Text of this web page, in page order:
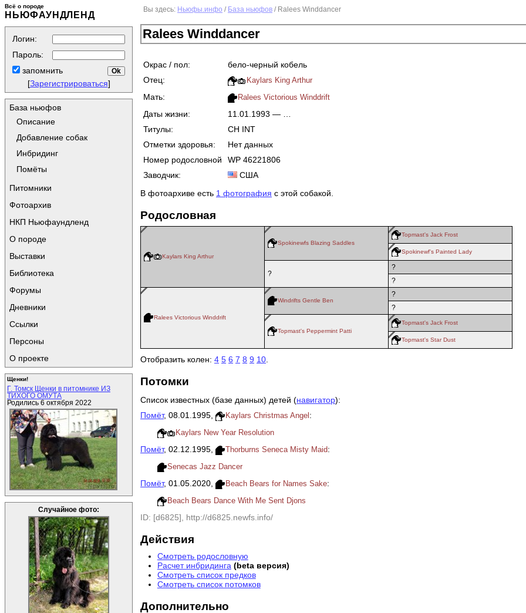
Всё о породе
НЬЮФАУНДЛЕНД
Логин:
Пароль:
запомнить
[Зарегистрироваться]
База ньюфов
Описание
Добавление собак
Инбридинг
Помёты
Питомники
Фотоархив
НКП Ньюфаундленд
О породе
Выставки
Библиотека
Форумы
Дневники
Ссылки
Персоны
О проекте
Щенки!
Г. Томск Щенки в питомнике ИЗ
ТИХОГО ОМУТА
Родились 6 октября 2022
Случайное фото:
Вы здесь: Ньюфы.инфо / База ньюфов / Ralees Winddancer
Ralees Winddancer
Окрас / пол:
бело-черный кобель
Отец:
Kaylars King Arthur
Мать: Ralees Victorious Winddrift
Даты жизни:
11.01.1993 — …
Титулы:
CH INT
Отметки здоровья:
Нет данных
Номер родословной
WP 46221806
Заводчик:
США
В фотоархиве есть 1 фотография с этой собакой.
Родословная
Kaylars King Arthur
Spokinewfs Blazing Saddles
Topmast's Jack Frost
Spokinewf's Painted Lady
?
?
?
Ralees Victorious Winddrift
Windrifts Gentle Ben
?
?
Topmast's Peppermint Patti
Topmast's Jack Frost
Topmast's Star Dust
Отобразить колен: 4 5 6 7 8 9 10.
Потомки
Список известных (базе данных) детей (навигатор):
Помёт, 08.01.1995, Kaylars Christmas Angel :
Kaylars New Year Resolution
Помёт, 02.12.1995, Thorburns Seneca Misty Maid:
Senecas Jazz Dancer
Помёт, 01.05.2020, Beach Bears for Names Sake:
Beach Bears Dance With Me Sent Djons
ID: [d6825], http://d6825.newfs.info/
Действия
Смотреть родословную
Расчет инбридинга (beta версия)
Смотреть список предков
Смотреть список потомков
Дополнительно